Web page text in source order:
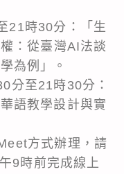
21時30分：「生
：從臺灣AI法談
為例」。
分至21時30分：
語教學設計與實
方式辦理，請
9時前完成線上